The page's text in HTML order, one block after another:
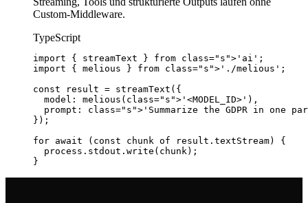
Custom-Middleware.
TypeScript
import { streamText } from class
import { melious } from class="s">'./melious';
const result = streamText ({
  model: melious(
class="s">'<MODEL_ID>'),
  prompt:
class="s">'Summarize the GDPR in one
});
for await ( const chunk of result.textStream) {
process .stdout.write(chunk);
}